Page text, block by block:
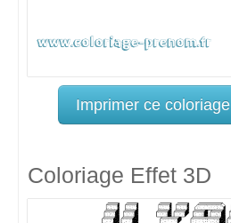
Imprimer ce coloriage
Coloriage Effet 3D